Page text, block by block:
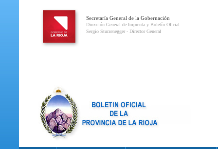
Secretaría General de la Gobernación
Dirección General de Imprenta y Boletín Oficial
Sergio Sturzenegger - Director General